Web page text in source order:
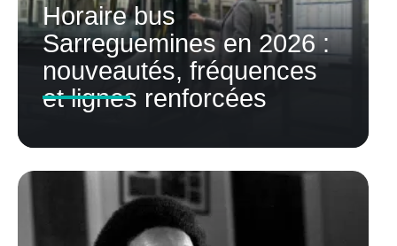
Horaire bus
Sarreguemines en 2026 :
nouveautés, fréquences
et lignes renforcées